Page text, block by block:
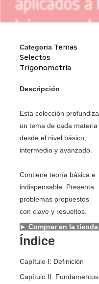
Categoria Temas
Selectos
Trigonometría
Descripción
Esta colección profundiza
un tema de cada materia
desde el nivel básico,
intermedio y avanzado.
Contiene teoría básica e
indispensable. Presenta
problemas propuestos
con clave y resueltos.
► Comprar en la tienda
Índice
Capítulo I: Definición
Capítulo II: Fundamentos